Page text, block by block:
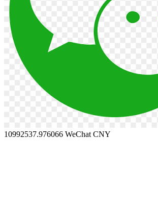
10992537.976066 WeChat CNY